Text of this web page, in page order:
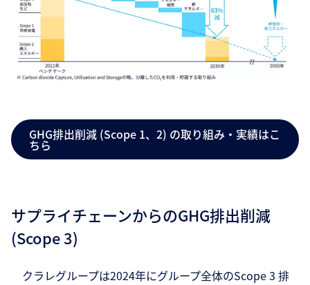
GHG排出削減 (Scope 1、2) の取り組み・実績はこ
ちら
サプライチェーンからのGHG排出削減
(Scope 3)
クラレグループは2024年にグループ全体のScope 3 排